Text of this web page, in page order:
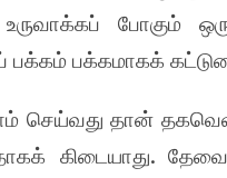
போகும்
பக்கமாகக்
செய்வது தான்
கிடையாது.தேவை